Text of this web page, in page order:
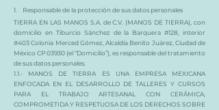
1. Responsable de la protección de sus datos personales
TIERRA EN LAS MANOS S.A. de C.V. (MANOS DE TIERRA), con
domicilio en Tiburcio Sánchez de la Barquera #128, interior
#403 Colonia Merced Gómez, Alcaldía Benito Juárez, Ciudad de
México CP 03930 (el “Domicilio”), es responsable del tratamiento
de sus datos personales.
1.1.- MANOS DE TIERRA ES UNA EMPRESA MEXICANA
ENFOCADA EN EL DESARROLLO DE TALLERES Y CURSOS
PARA EL TRABAJO ARTESANAL CON CERÁMICA,
COMPROMETIDA Y RESPETUOSA DE LOS DERECHOS SOBRE